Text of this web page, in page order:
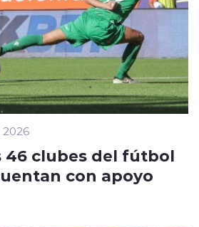
2026
46 clubes del fútbol
con apoyo